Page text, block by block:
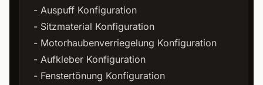
- Auspuff Konfiguration
- Sitzmaterial Konfiguration
- Motorhaubenverriegelung Konfiguration
- Aufkleber Konfiguration
- Fenstertönung Konfiguration